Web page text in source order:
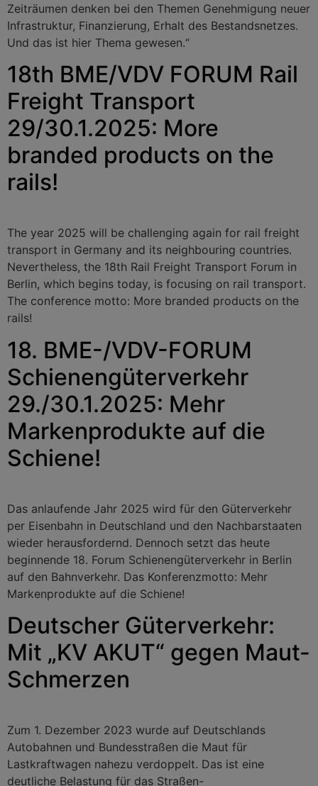
Zeiträumen denken bei den Themen Genehmigung neuer
Infrastruktur, Finanzierung, Erhalt des Bestandsnetzes.
Und das ist hier Thema gewesen.“
18th BME/VDV FORUM Rail
Freight Transport
29/30.1.2025: More
branded products on the
rails!
The year 2025 will be challenging again for rail freight
transport in Germany and its neighbouring countries.
Nevertheless, the 18th Rail Freight Transport Forum in
Berlin, which begins today, is focusing on rail transport.
The conference motto: More branded products on the
rails!
18. BME-/VDV-FORUM
Schienengüterverkehr
29./30.1.2025: Mehr
Markenprodukte auf die
Schiene!
Das anlaufende Jahr 2025 wird für den Güterverkehr
per Eisenbahn in Deutschland und den Nachbarstaaten
wieder herausfordernd. Dennoch setzt das heute
beginnende 18. Forum Schienengüterverkehr in Berlin
auf den Bahnverkehr. Das Konferenzmotto: Mehr
Markenprodukte auf die Schiene!
Deutscher Güterverkehr:
Mit „KV AKUT“ gegen Maut-
Schmerzen
Zum 1. Dezember 2023 wurde auf Deutschlands
Autobahnen und Bundesstraßen die Maut für
Lastkraftwagen nahezu verdoppelt. Das ist eine
deutliche Belastung für das Straßen-